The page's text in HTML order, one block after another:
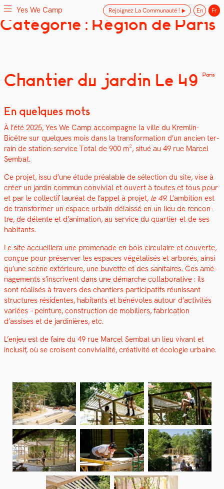
to
Yes We Camp
Utilisation inventive des espaces disponibles
Catégorie : Région de Paris
Chantier du jardin Le 49 Paris
En quelques mots
À l’été 2025, Yes We Camp accom­pa­gne la ville du Krem­lin-
Bicêtre sur quelques mois dans la trans­for­ma­tion d’un ancien ter­
rain de sta­tion-ser­vice Total de 900 m², situé au 49 rue Mar­cel
Sem­bat.
Ce pro­jet, issu d’une étude préal­able de sélec­tion du site, vise à
créer un jardin com­mun con­vivial et ouvert à toutes et tous pour
et par le col­lec­tif lau­réat de l’appel à pro­jet, le 49. L’ambition est
de trans­former un espace urbain délais­sé en un lieu de ren­con­
tre, de détente et d’animation, au ser­vice du quarti­er et de ses
habi­tants.
Le site accueillera une prom­e­nade en bois cir­cu­laire et cou­verte,
conçue pour préserv­er les espaces végé­tal­isés et arborés, ain­si
qu’une scène extérieure, une buvette et des san­i­taires. Ces amé­
nage­ments s’inscrivent dans une démarche col­lab­o­ra­tive : ils
sont réal­isés à tra­vers des chantiers par­tic­i­pat­ifs réu­nis­sant
struc­tures rési­dentes, habi­tants et bénév­oles autour d’activités
var­iées – pein­ture, con­struc­tion de mobiliers, fab­ri­ca­tion
d’assises et de jar­dinières, etc.
L’enjeu est de faire du 49 rue Mar­cel Sem­bat un lieu vivant et
inclusif, où se croisent con­vivi­al­ité, créa­tiv­ité et écolo­gie urbaine.
Yes We Camp Rejoignez La Communauté ! En Fr